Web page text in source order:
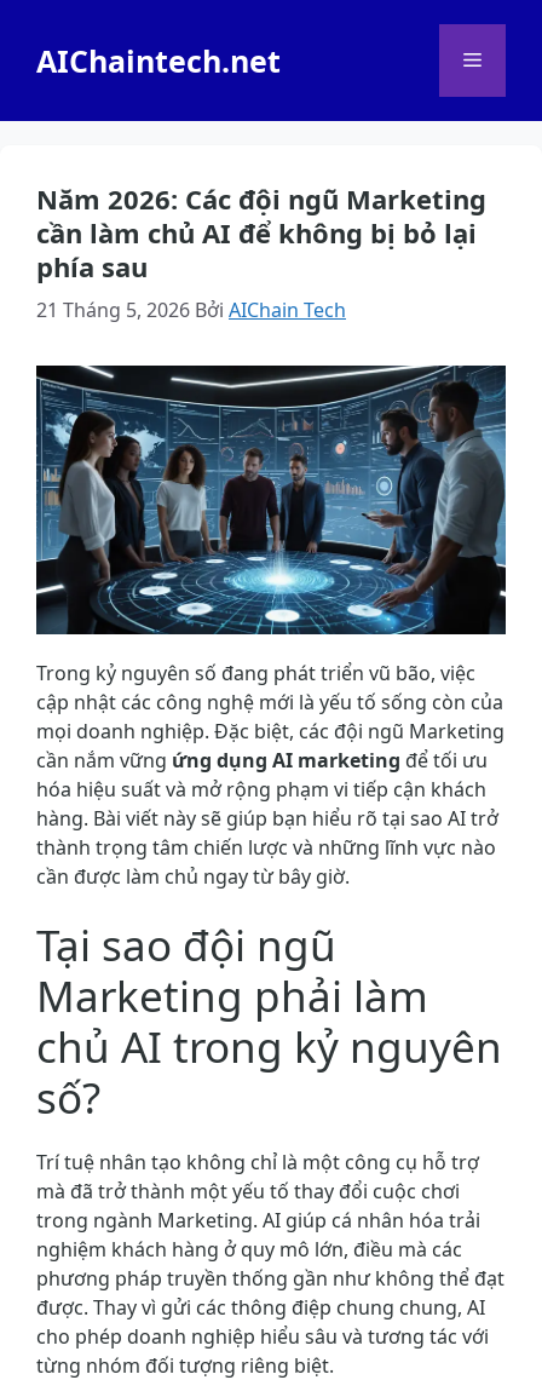
AIChaintech.net Menu
Năm 2026: Các đội ngũ Marketing
cần làm chủ AI để không bị bỏ lại
phía sau
21 Tháng 5, 2026 Bởi AIChain Tech
Trong kỷ nguyên số đang phát triển vũ bão, việc
cập nhật các công nghệ mới là yếu tố sống còn của
mọi doanh nghiệp. Đặc biệt, các đội ngũ Marketing
cần nắm vững ứng dụng AI marketing để tối ưu
hóa hiệu suất và mở rộng phạm vi tiếp cận khách
hàng. Bài viết này sẽ giúp bạn hiểu rõ tại sao AI trở
thành trọng tâm chiến lược và những lĩnh vực nào
cần được làm chủ ngay từ bây giờ.
Tại sao đội ngũ
Marketing phải làm
chủ AI trong kỷ nguyên
số?
Trí tuệ nhân tạo không chỉ là một công cụ hỗ trợ
mà đã trở thành một yếu tố thay đổi cuộc chơi
trong ngành Marketing. AI giúp cá nhân hóa trải
nghiệm khách hàng ở quy mô lớn, điều mà các
phương pháp truyền thống gần như không thể đạt
được. Thay vì gửi các thông điệp chung chung, AI
cho phép doanh nghiệp hiểu sâu và tương tác với
từng nhóm đối tượng riêng biệt.